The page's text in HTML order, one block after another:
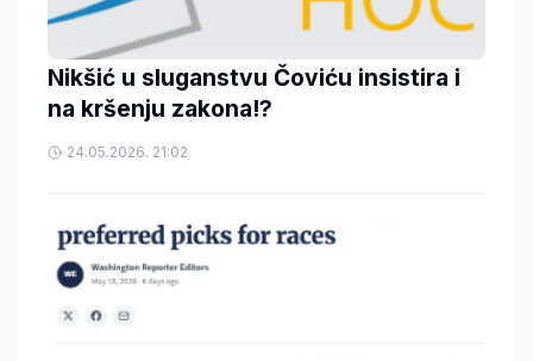
Nikšić u sluganstvu Čoviću insistira i
na kršenju zakona!?
24.05.2026. 21:02